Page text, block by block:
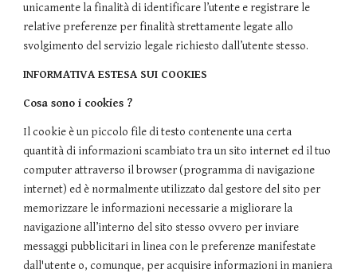
unicamente la finalità di identificare l’utente e registrare le
relative preferenze per finalità strettamente legate allo
svolgimento del servizio legale richiesto dall’utente stesso.
INFORMATIVA ESTESA SUI COOKIES
Cosa sono i cookies ?
Il cookie è un piccolo file di testo contenente una certa
quantità di informazioni scambiato tra un sito internet ed il tuo
computer attraverso il browser (programma di navigazione
internet) ed è normalmente utilizzato dal gestore del sito per
memorizzare le informazioni necessarie a migliorare la
navigazione all’interno del sito stesso ovvero per inviare
messaggi pubblicitari in linea con le preferenze manifestate
dall'utente o, comunque, per acquisire informazioni in maniera